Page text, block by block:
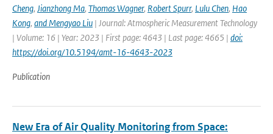
Cheng, Jianzhong Ma, Thomas Wagner, Robert Spurr, Lulu Chen, Hao
Kong, and Mengyao Liu | Journal: Atmospheric Measurement Technology
| Volume: 16 | Year: 2023 | First page: 4643 | Last page: 4665 | doi:
https://doi.org/10.5194/amt-16-4643-2023
Publication
New Era of Air Quality Monitoring from Space: